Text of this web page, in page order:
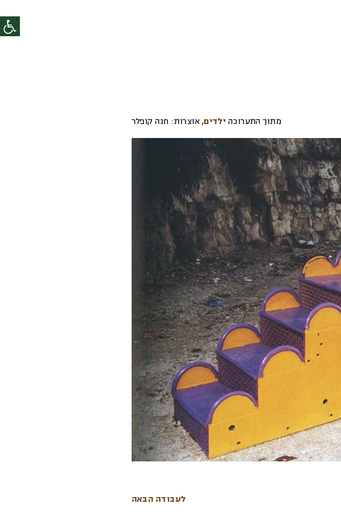
מתוך התערוכה ילדים, אוצרות: חנה קופלר
לעבודה הבאה